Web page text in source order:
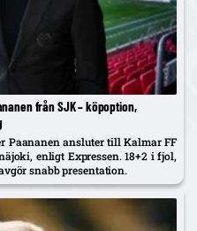
från SJK – köpoption,
Paananen ansluter till Kalmar FF
enligt Expressen. 18+2 i fjol,
snabb presentation.